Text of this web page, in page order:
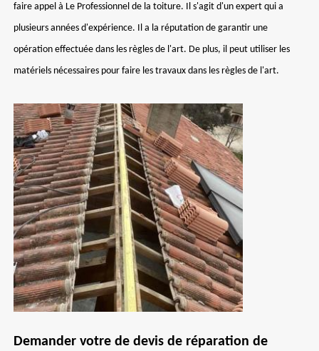
faire appel à Le Professionnel de la toiture. Il s'agit d'un expert qui a
plusieurs années d'expérience. Il a la réputation de garantir une
opération effectuée dans les règles de l'art. De plus, il peut utiliser les
matériels nécessaires pour faire les travaux dans les règles de l'art.
Demander votre de devis de réparation de